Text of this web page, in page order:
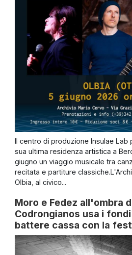
Il centro di produzione Insulae
sua ultima residenza artistica a
giugno un viaggio musicale tra
recitata e partiture
Olbia, al civico...
Moro e Fedez all'ombra
Codrongianos usa i
battere cassa con la